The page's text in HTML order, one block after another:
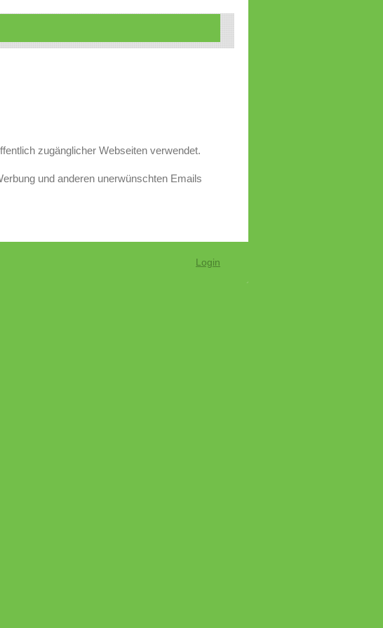
zugänglicher Webseiten verwendet.
und anderen unerwünschten Emails
Login